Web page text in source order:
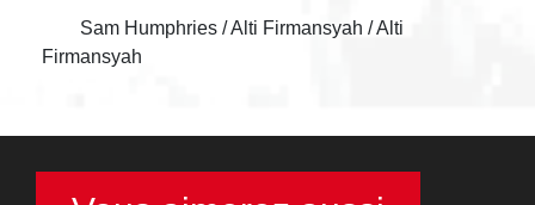
Sam Humphries / Alti Firmansyah / Alti
Firmansyah